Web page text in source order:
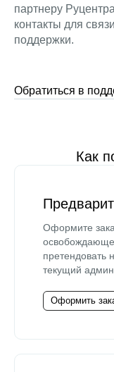
партнеру
контакты для
поддержки.
Обратиться в
Как
Оформите
претендовать
текущий
Оформить